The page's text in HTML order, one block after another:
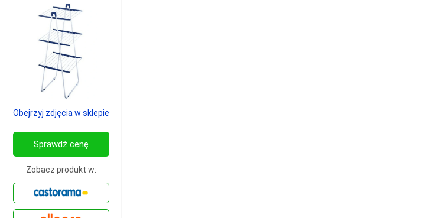
Obejrzyj zdjęcia w sklepie
Sprawdź cenę
Zobacz produkt w: